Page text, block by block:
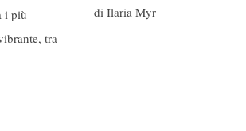
i più
tra
di Ilaria Myr